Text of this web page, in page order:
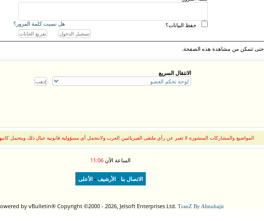
هل نسيت كلمة المرور؟ حفظ البيانات؟
حتى تتمكن من مشاهدة هذه الصفحة.
الانتقال السريع
المواضيع والمشاركات المنشورة لا تعبر عن رأي ملتقى الفيزيائيين العرب ولانتحمل أي مسؤولية قانونية حيال ذلك ويتحمل
الساعة الآن 11:06
الاتصال بنا -الأرشيف -الأعلى
by vBulletin® Copyright ©2000 - 2026, Jelsoft Enterprises Ltd. TranZ By Almuhajir